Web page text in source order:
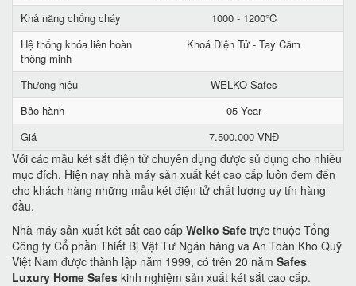
Khả năng chống cháy
1000 - 1200°C
Hệ thống khóa liên hoàn
thông minh
Khoá Điện Tử - Tay Cầm
Thương hiệu
WELKO Safes
Bảo hành
05 Year
Giá
7.500.000 VNĐ
Với các mẫu két sắt điện tử chuyên dụng được sủ dụng cho nhiều
mục đích. Hiện nay nhà máy sản xuất két cao cấp luôn đem đến
cho khách hàng những mẫu két điện tử chất lượng uy tín hàng
đầu.
Nhà máy sản xuất két sắt cao cấp Welko Safe trực thuộc Tổng
Công ty Cổ phần Thiết Bị Vật Tư Ngân hàng và An Toàn Kho Quỹ
Việt Nam được thành lập năm 1999, có trên 20 năm Safes
Luxury Home Safes kinh nghiệm sản xuất két sắt cao cấp.